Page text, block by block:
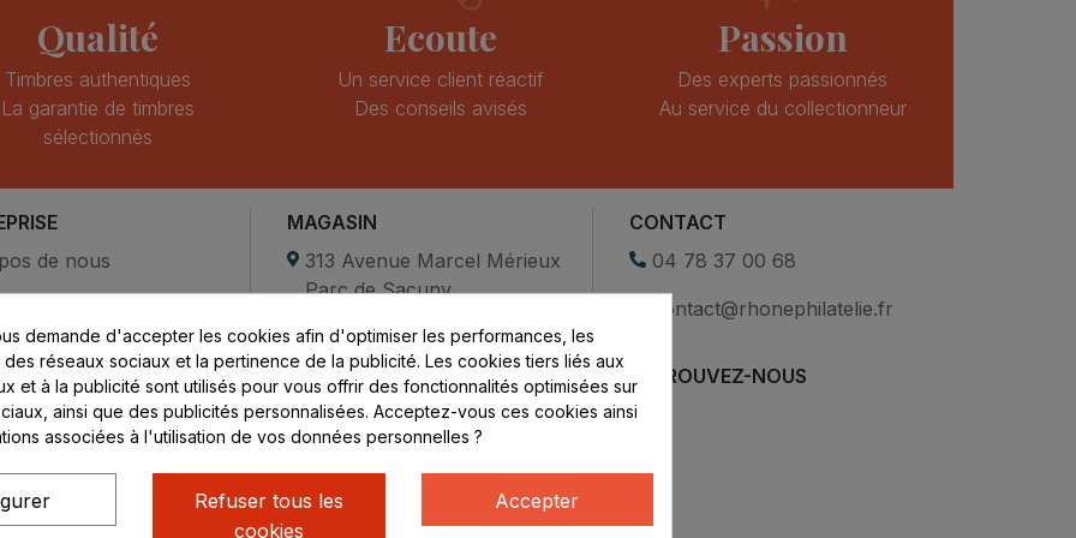
Qualité
Timbres authentiques
La garantie de timbres
sélectionnés
Ecoute
Un service client réactif
Des conseils avisés
Passion
Des experts passionnés
Au service du collectionneur
de nous
nous
MAGASIN
313 Avenue Marcel Mérieux
Parc de Sacuny
Lundi au vendredi :
8h - 16h
uniquement sur Rendez-
vous
CONTACT
04 78 37 00 68
contact@rhonephilatelie.fr
RETROUVEZ-NOUS
demande d'accepter les cookies afin d'optimiser les performances, les
réseaux sociaux et la pertinence de la publicité. Les cookies tiers liés aux
et à la publicité sont utilisés pour vous offrir des fonctionnalités optimisées sur
ainsi que des publicités personnalisées. Acceptez-vous ces cookies ainsi
associées à l'utilisation de vos données personnelles ?
Accepter
Refuser tous les
cookies